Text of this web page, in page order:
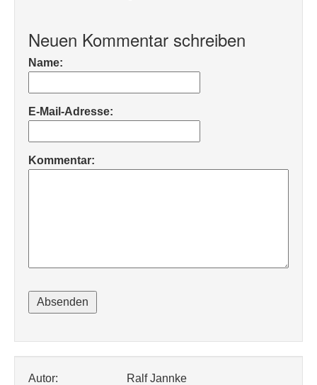
Neuen Kommentar schreiben
Name:
E-Mail-Adresse:
Kommentar:
Autor:
Ralf Jannke